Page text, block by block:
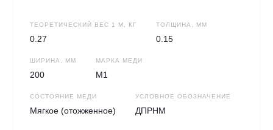
ТЕОРЕТИЧЕСКИЙ ВЕС 1 М, КГ
0.27
ТОЛЩИНА, ММ
0.15
ШИРИНА, ММ
200
МАРКА МЕДИ
М1
СОСТОЯНИЕ МЕДИ
Мягкое (отожженное)
УСЛОВНОЕ ОБОЗНАЧЕНИЕ
ДПРНМ